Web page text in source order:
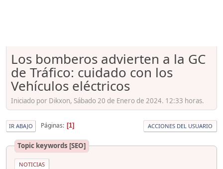
Los bomberos advierten a la GC
de Tráfico: cuidado con los
Vehículos eléctricos
Iniciado por Dikxon, Sábado 20 de Enero de 2024. 12:33 horas.
IR ABAJO Páginas 1 ACCIONES DEL USUARIO
Topic keywords [SEO]
NOTICIAS